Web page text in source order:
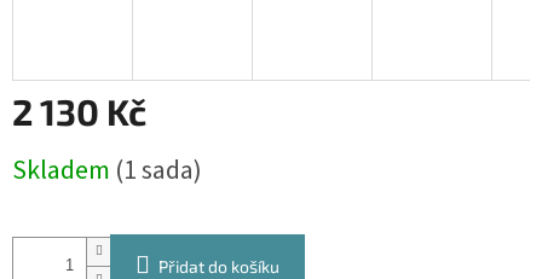
2 130 Kč
cena:
Skladem (1 sada)
Přidat do košíku